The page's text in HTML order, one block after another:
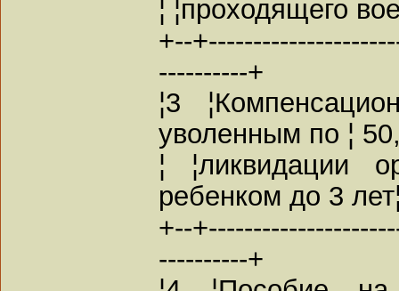
¦ ¦проходящего
+--
----------+
¦3
уволенным по ¦
¦ ¦ликвидации
ребенком до 3
+--
----------+